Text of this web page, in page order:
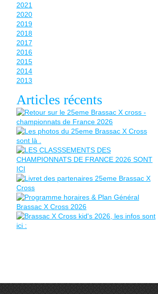
2021
2020
2019
2018
2017
2016
2015
2014
2013
Articles récents